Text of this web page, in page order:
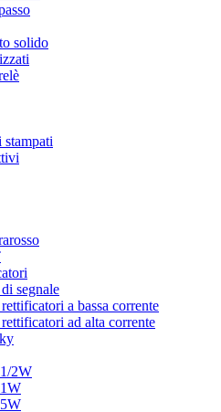
solido
segnale
a bassa corrente
ad alta corrente
2W